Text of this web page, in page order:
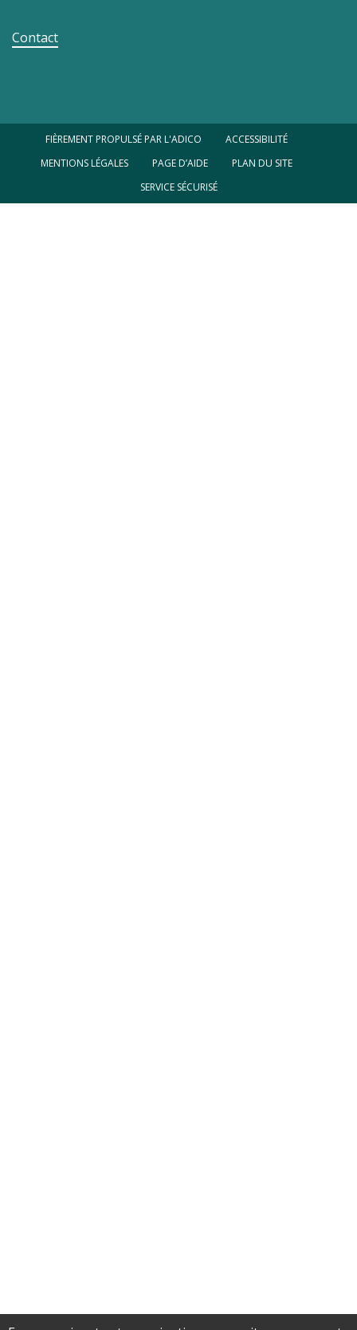
Contact
FIÈREMENT PROPULSÉ PAR L'ADICO
ACCESSIBILITÉ
MENTIONS LÉGALES
PAGE D’AIDE
PLAN DU SITE
SERVICE SÉCURISÉ